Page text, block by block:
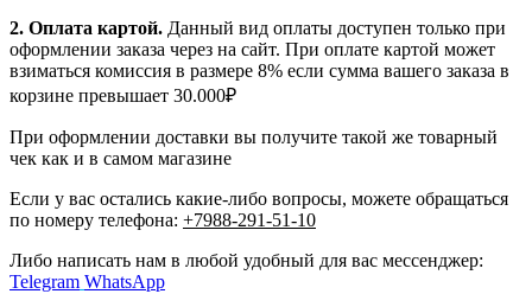
2. Оплата картой. Данный вид оплаты доступен только при
оформлении заказа через на сайт. При оплате картой может
взиматься комиссия в размере 8% если сумма вашего заказа в
корзине превышает 30.000₽
При оформлении доставки вы получите такой же товарный
чек как и в самом магазине
Если у вас остались какие-либо вопросы, можете обращаться
по номеру телефона: +7988-291-51-10
Либо написать нам в любой удобный для вас мессенджер:
Telegram WhatsApp